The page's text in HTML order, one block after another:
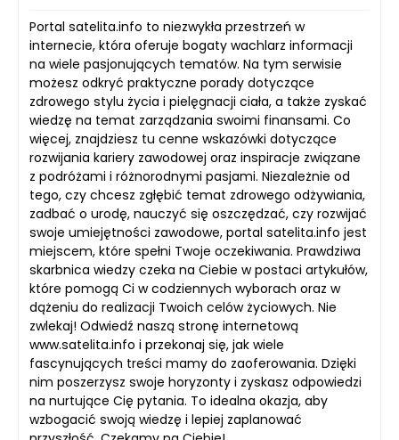
Portal satelita.info to niezwykła przestrzeń w
internecie, która oferuje bogaty wachlarz informacji
na wiele pasjonujących tematów. Na tym serwisie
możesz odkryć praktyczne porady dotyczące
zdrowego stylu życia i pielęgnacji ciała, a także zyskać
wiedzę na temat zarządzania swoimi finansami. Co
więcej, znajdziesz tu cenne wskazówki dotyczące
rozwijania kariery zawodowej oraz inspiracje związane
z podróżami i różnorodnymi pasjami. Niezależnie od
tego, czy chcesz zgłębić temat zdrowego odżywiania,
zadbać o urodę, nauczyć się oszczędzać, czy rozwijać
swoje umiejętności zawodowe, portal satelita.info jest
miejscem, które spełni Twoje oczekiwania. Prawdziwa
skarbnica wiedzy czeka na Ciebie w postaci artykułów,
które pomogą Ci w codziennych wyborach oraz w
dążeniu do realizacji Twoich celów życiowych. Nie
zwlekaj! Odwiedź naszą stronę internetową
www.satelita.info i przekonaj się, jak wiele
fascynujących treści mamy do zaoferowania. Dzięki
nim poszerzysz swoje horyzonty i zyskasz odpowiedzi
na nurtujące Cię pytania. To idealna okazja, aby
wzbogacić swoją wiedzę i lepiej zaplanować